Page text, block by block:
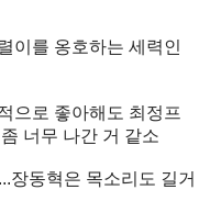
이를 옹호하는 세력인
으로 좋아해도 최정프
너무 나간 거 같소
장동혁은 목소리도 길거